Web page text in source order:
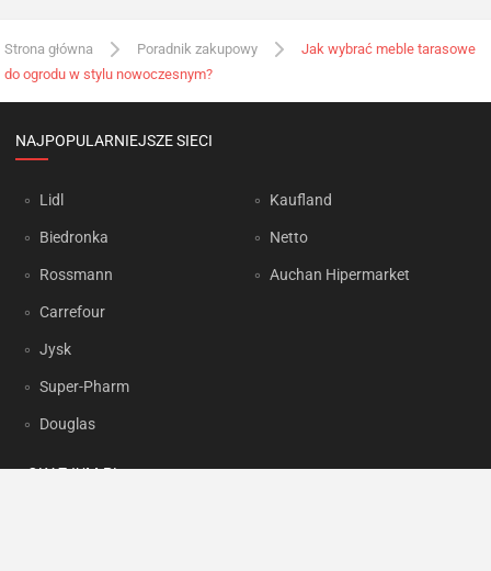
Strona główna Poradnik zakupowy
Jak wybrać meble tarasowe
do ogrodu w stylu nowoczesnym?
NAJPOPULARNIEJSZE SIECI
Lidl
Biedronka
Rossmann
Carrefour
Jysk
Super-Pharm
Douglas
Kaufland
Netto
Auchan Hipermarket
OKAZJUM.PL